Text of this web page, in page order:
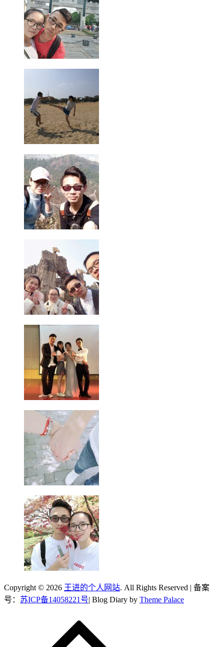
Copyright © 2026 王进的个人网站. All Rights Reserved | 备案
号： 苏ICP备14058221号 | Blog Diary by Theme Palace